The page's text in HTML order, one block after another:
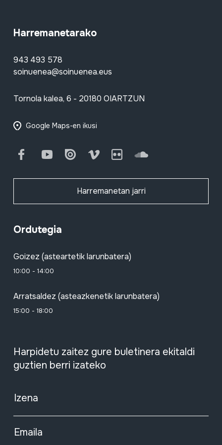
Harremanetarako
943 493 578
soinuenea@soinuenea.eus
Tornola kalea, 6 - 20180 OIARTZUN
Google Maps-en ikusi
FacebookYoutube Issuu Vimeo Flickr SoundCloud
Harremanetan jarri
Ordutegia
Goizez (asteartetik larunbatera)
10:00 - 14:00
Arratsaldez (asteazkenetik larunbatera)
15:00 - 18:00
Harpidetu zaitez gure buletinera ekitaldi
guztien berri izateko
Izena
Emaila